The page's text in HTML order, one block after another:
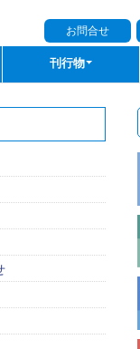
お問合せ
刊行物